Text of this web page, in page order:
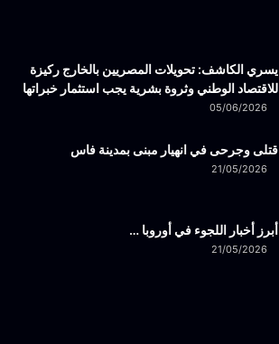
يسري الكاشف: تحويلات المصريين بالخارج ركيزة
للاقتصاد الوطني وثروة بشرية يجب استثمار خبراتها
05/06/2026
قتلى وجرحى في انهيار مبنى بمدينة فاس
21/05/2026
أبرز أخبار اللجوء في أوروبا …
21/05/2026